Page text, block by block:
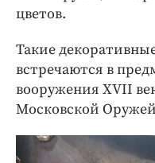
цветов.
Такие
встречаются в
вооружения XVII
Московской